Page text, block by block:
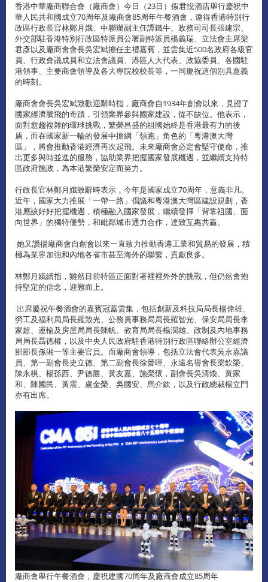
香港中華廠商聯合會（廠商會）今日（23日）假君悅酒店舉行慶祝中
華人民共和國成立70周年及廠商會85周年午餐酒會，邀得香港特別行
政區行政長官林鄭月娥、中聯辦副主任譚鐵牛、政務司司長張建宗、
外交部駐香港特別行政區特派員公署副特派員楊義瑞、立法會主席梁
君彥以及廠商會會長吳宏斌擔任主禮嘉賓，並雲集近500名政府各級官
員、行政會議成員和立法會議員、港區人大代表、政協委員、各國駐
港領事、主要商會領導及各大專院校校長等，一同慶祝這個別具意義
的時刻。
廠商會會長吳宏斌致歡迎辭時指，廠商會自1934年創會以來，見證了
國家經濟騰飛的奇蹟，引領業界參與國家建設，從不缺位。他表示，
面對愈趨複雜的環球挑戰，繁榮昌盛的祖國始終是香港最有力的後
盾，而在國家新一輪的發展中擔綱「領跑」角色的「粵港澳大灣
區」，將會推動香港經濟再次起飛。未來廠商會必定會堅守使命，推
出更多與時並進的服務，協助業界把握國家發展機遇，並繼續支持特
區政府施政，為本港繁榮安定而努力。
行政長官林鄭月娥致辭時表示，今年是國家成立70周年，意義非凡。
近年，國家大力推展「一帶一路」倡議和粵港澳大灣區建設規劃，香
港應該好好把握機遇，積極融入國家發展，繼續發揮「背靠祖國、面
向世界」的獨特優勢，和毗鄰城市通力合作，達致互惠共贏。
她又讚揚廠商會自創會以來一直致力推動香港工業和貿易的發展，積
極為業界加強和內地各省市甚至海外的聯繫，貢獻良多。
林鄭月娥續指，雖然目前特區正面對著裡裡外外的挑戰，但仍然會抱
持堅定的信念，迎難而上。
出席慶祝午餐酒會的嘉賓冠蓋雲集，包括創新及科技局局長楊偉雄、
勞工及福利局局長羅致光、公務員事務局局長羅智光、保安局局長李
家超、運輸及房屋局局長陳帆、教育局局長楊潤雄、政制及內地事務
局局長聶德權，以及中央人民政府駐香港特別行政區聯絡辦公室經濟
部部長孫湘一等主要官員。而廠商會領導，包括立法會代表吳永嘉議
員、第一副會長史立德、第二副會長徐晉暉、永遠名譽會長梁欽榮、
陳永棋、楊孫西、尹德勝、黃友嘉、施榮懷，副會長吳清煥、黃家
和、陳國民、黃震、盧金榮、吳國安、馬介欽，以及行政總裁楊立門
亦有出席。
廠商會舉行午餐酒會，慶祝建國70周年及廠商會成立85周年